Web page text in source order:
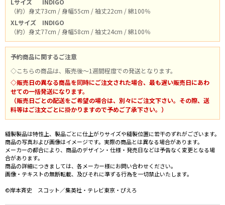
Lサイズ
INDIGO
（約）身丈73cm / 身幅55cm / 袖丈22cm / 綿100％
XLサイズ
INDIGO
（約）身丈77cm / 身幅58cm / 袖丈24cm / 綿100％
予約商品に関するご注意
◇こちらの商品は、販売後～1週間程度での発送となります。
◇販売日の異なる商品を同時にご注文された場合、最も遅い販売日にあわ
せての一括発送になります。
（販売日ごとの配送をご希望の場合は、別々にご注文下さい。その際、送
料等はご注文ごとに掛かりますので予めご了承下さい。）
縫製製品は特性上、製品ごとに仕上がりサイズや縫製位置に若干のずれがございます。
商品の写真および画像はイメージです。実際の商品とは異なる場合があります。
メーカーの都合により、商品のデザイン・仕様・発売日などは予告なく変更となる場
合があります。
商品の詳細につきましては、各メーカー様にお問い合わせください。
画像・テキストの無断転載、及びそれに準ずる行為を一切禁止いたします。
©岸本斉史 スコット／集英社・テレビ東京・ぴえろ